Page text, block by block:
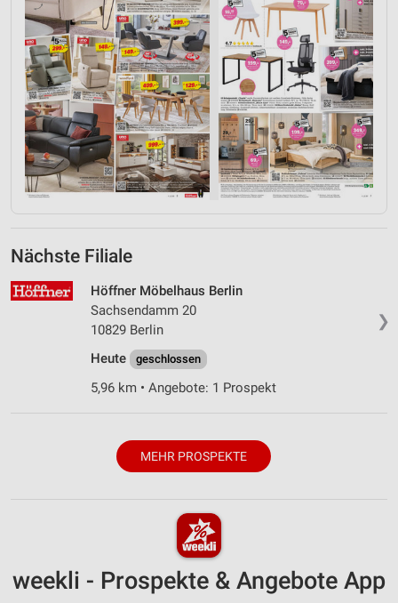
Nächste Filiale
❯
Höffner Möbelhaus Berlin
Sachsendamm 20
10829 Berlin
Heute
geschlossen
5,96 km • Angebote: 1 Prospekt
MEHR PROSPEKTE
weekli - Prospekte & Angebote App